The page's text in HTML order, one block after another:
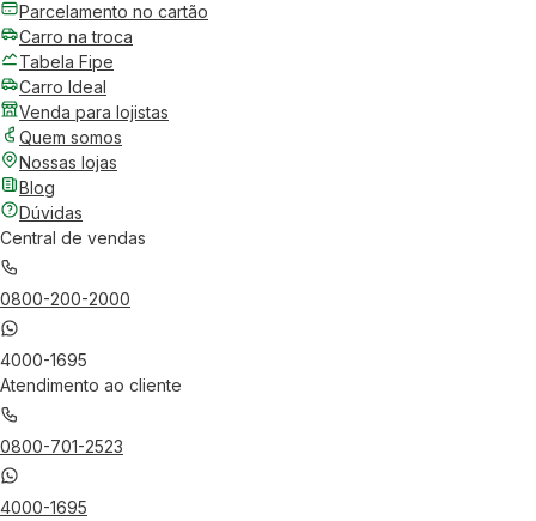
Parcelamento no cartão
Carro na troca
Tabela Fipe
Carro Ideal
Venda para lojistas
Quem somos
Nossas lojas
Blog
Dúvidas
Central de vendas
0800-200-2000
4000-1695
Atendimento ao cliente
0800-701-2523
4000-1695